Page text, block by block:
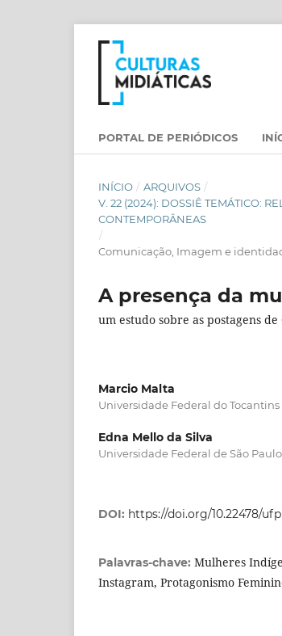
PORTAL DE PERIÓDICOS
INÍCIO / ARQUIVOS /
V. 22 (2024): DOSSIÊ TEMÁTICO:
CONTEMPORÂNEAS
/
Comunicação, Imagem e
A presença da
um estudo sobre as postagens
Marcio Malta
Universidade Federal do Tocantins
Edna Mello da Silva
Universidade Federal de São Paulo
DOI: https://doi.org/10.22478/
Palavras-chave: Mulheres
Instagram, Protagonismo